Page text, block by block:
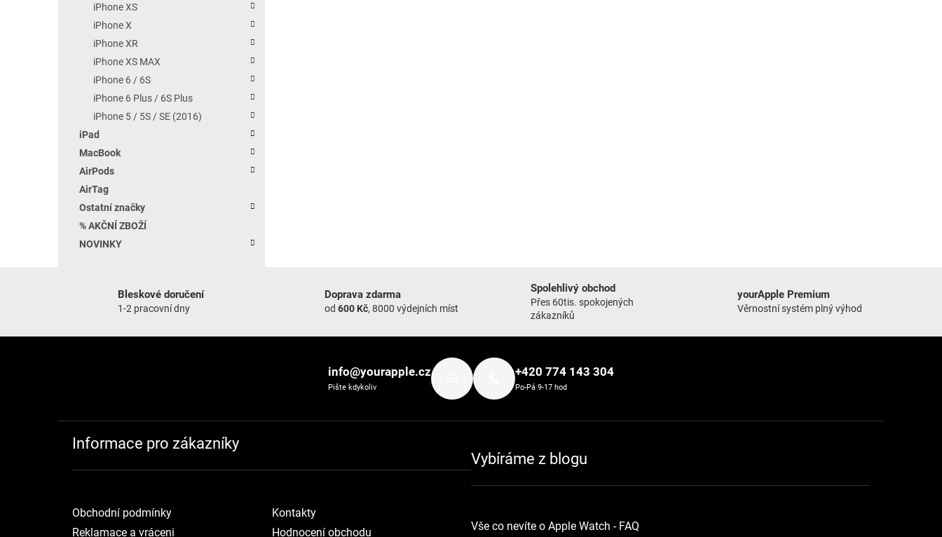
iPhone XS
iPhone X
iPhone XR
iPhone XS MAX
iPhone 6 / 6S
iPhone 6 Plus / 6S Plus
iPhone 5 / 5S / SE (2016)
iPad
MacBook
AirPods
AirTag
Ostatní značky
% AKČNÍ ZBOŽÍ
NOVINKY
Bleskové doručení
1-2 pracovní dny
Doprava zdarma
od 600 Kč, 8000 výdejních míst
Spolehlivý obchod
Přes 60tis. spokojených
zákazníků
yourApple Premium
Věrnostní systém plný výhod
info@yourapple.cz
Pište kdykoliv
+420 774 143 304
Po-Pá 9-17 hod
Informace pro zákazníky
Obchodní podmínky
Reklamace a vráceni
Kontakty
Hodnocení obchodu
Vybíráme z blogu
Vše co nevíte o Apple Watch - FAQ